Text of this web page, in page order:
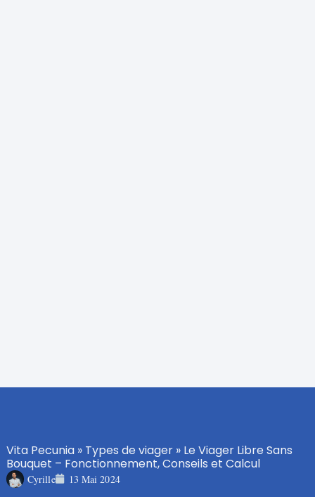
Vita Pecunia» Types de viager» Le Viager Libre Sans
Bouquet – Fonctionnement, Conseils et Calcul
Cyrille 13 Mai 2024